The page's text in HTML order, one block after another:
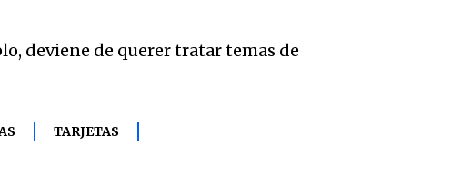
deviene de querer tratar temas de
TARJETAS